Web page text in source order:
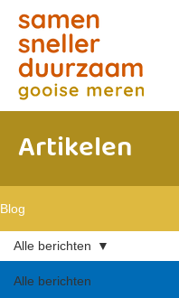
Artikelen
Blog
Alle berichten
Alle berichten